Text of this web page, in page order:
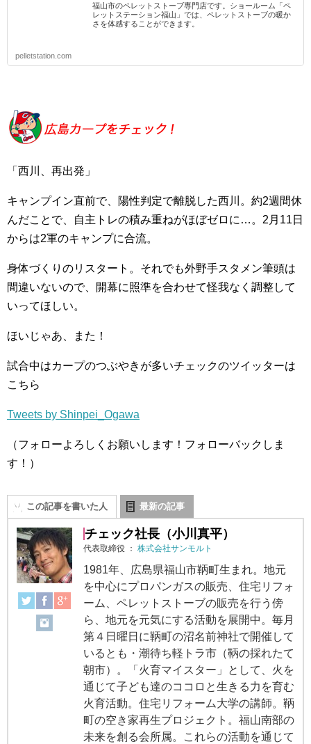
福山市のペレットストーブ専門店です。ショールーム「ペ
レットステーション福山」では、ペレットストーブの暖か
さを体感することができます。
pelletstation.com
「西川、再出発」
キャンプイン直前で、陽性判定で離脱した西川。約2週間休
んだことで、自主トレの積み重ねがほぼゼロに…。2月11日
からは2軍のキャンプに合流。
身体づくりのリスタート。それでも外野手スタメン筆頭は
間違いないので、開幕に照準を合わせて怪我なく調整して
いってほしい。
ほいじゃあ、また！
試合中はカープのつぶやきが多いチェックのツイッターは
こちら
Tweets by Shinpei_Ogawa
（フォローよろしくお願いします！フォローバックしま
す！）
この記事を書いた人 最新の記事
チェック社長（小川真平）
代表取締役 ： 株式会社サンモルト
1981年、広島県福山市鞆町生まれ。地元
を中心にプロパンガスの販売、住宅リフォ
ーム、ペレットストーブの販売を行う傍
ら、地元を元気にする活動を展開中。毎月
第４日曜日に鞆町の沼名前神社で開催して
いるとも・潮待ち軽トラ市（鞆の採れたて
朝市）。「火育マイスター」として、火を
通じて子ども達のココロと生きる力を育む
火育活動。住宅リフォーム大学の講師。鞆
町の空き家再生プロジェクト。福山南部の
未来を創る会所属。これらの活動を通じて